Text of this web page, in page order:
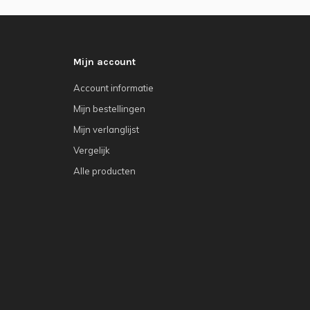
Mijn account
Account informatie
Mijn bestellingen
Mijn verlanglijst
Vergelijk
Alle producten